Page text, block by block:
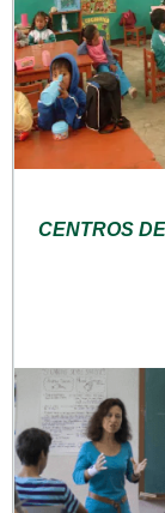
CENTROS